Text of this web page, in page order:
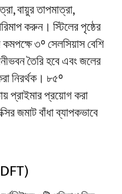
বায়ুর তাপমাত্রা,
করুন। স্টিলের পৃষ্ঠের
৩° সেলসিয়াস বেশি
তৈরি হবে এবং জলের
নিরর্থক। ৮৫°
প্রাইমার প্রয়োগ করা
জমাট বাঁধা ব্যাপকভাবে